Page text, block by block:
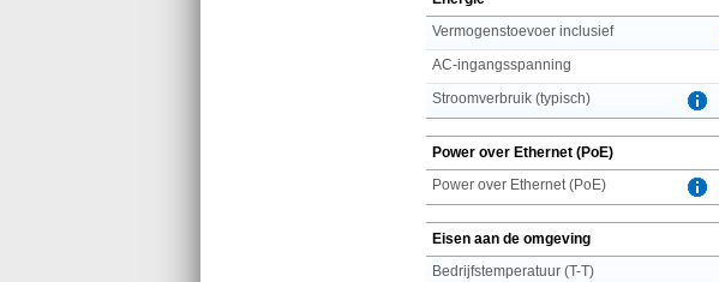
Vermogenstoevoer inclusief
AC-ingangsspanning
Stroomverbruik (typisch)
Power over Ethernet (PoE)
Power over Ethernet (PoE)
Eisen aan de omgeving
Bedrijfstemperatuur (T-T)